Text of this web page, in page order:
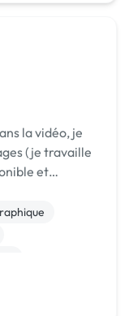
la vidéo, je
(je travaille
et